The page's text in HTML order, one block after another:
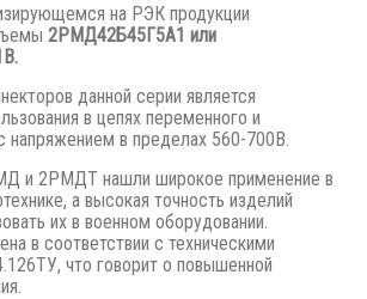
на РЭК продукции
2РМД42Б45Г5А1 или
данной серии является
в цепях переменного и
напряжением в пределах 560-700В.
и 2РМДТ нашли широкое применение в
а высокая точность изделий
их в военном оборудовании.
в соответствии с техническими
что говорит о повышенной